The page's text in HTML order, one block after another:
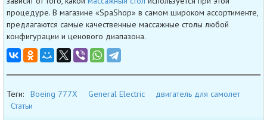
процедуре. В магазине «SpaShop» в самом широком ассортименте,
предлагаются самые качественные массажные столы любой
конфигурации и ценового диапазона.
Теги: Boeing 777X General Electric
двигатель для самолет
Статьи